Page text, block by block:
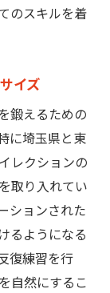
のスキルを着
イズ
鍛えるための
に埼玉県と東
イレクションの
取り入れてい
ションされた
るようになる
復練習を行
自然にするこ